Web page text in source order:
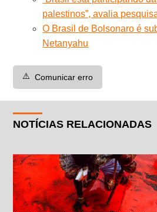
palestinos”, avalia
O Brasil de Bolsonaro é
Netanyahu
⚠️ Comunicar erro
NOTÍCIAS RELACIONADAS